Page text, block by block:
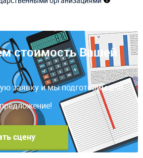
стоимость Вашей
заявку и мы подготовим для
сцену